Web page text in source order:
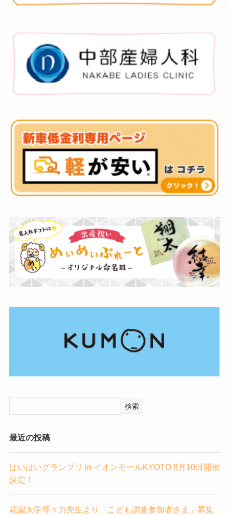
検索
最近の投稿
はいはいグランプリ in イオンモールKYOTO 8月10日開催
決定！
花園大学等々力先生より「こども調査参加者さま」募集